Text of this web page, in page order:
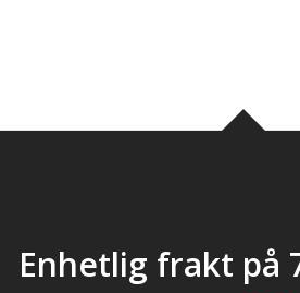
Enhetlig frakt på